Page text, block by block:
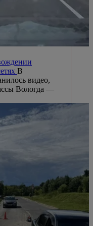
В
видео,
Вологда —